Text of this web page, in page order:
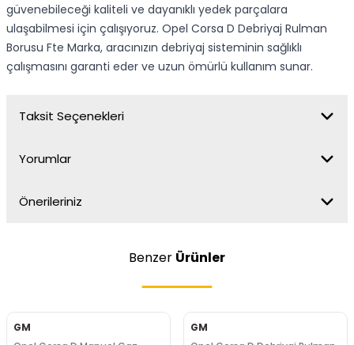
güvenebileceği kaliteli ve dayanıklı yedek parçalara
ulaşabilmesi için çalışıyoruz. Opel Corsa D Debriyaj Rulman
Borusu Fte Marka, aracınızın debriyaj sisteminin sağlıklı
çalışmasını garanti eder ve uzun ömürlü kullanım sunar.
Taksit Seçenekleri
Yorumlar
Önerileriniz
Benzer Ürünler
GM
GM